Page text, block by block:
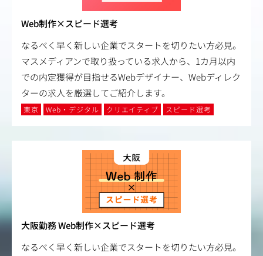
Web制作×スピード選考
なるべく早く新しい企業でスタートを切りたい方必見。
マスメディアンで取り扱っている求人から、1カ月以内
での内定獲得が目指せるWebデザイナー、Webディレク
ターの求人を厳選してご紹介します。
東京 Web・デジタル クリエイティブ スピード選考
大阪勤務 Web制作×スピード選考
なるべく早く新しい企業でスタートを切りたい方必見。